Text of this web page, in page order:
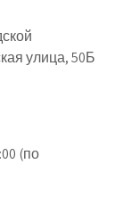
улица, 50Б
(по